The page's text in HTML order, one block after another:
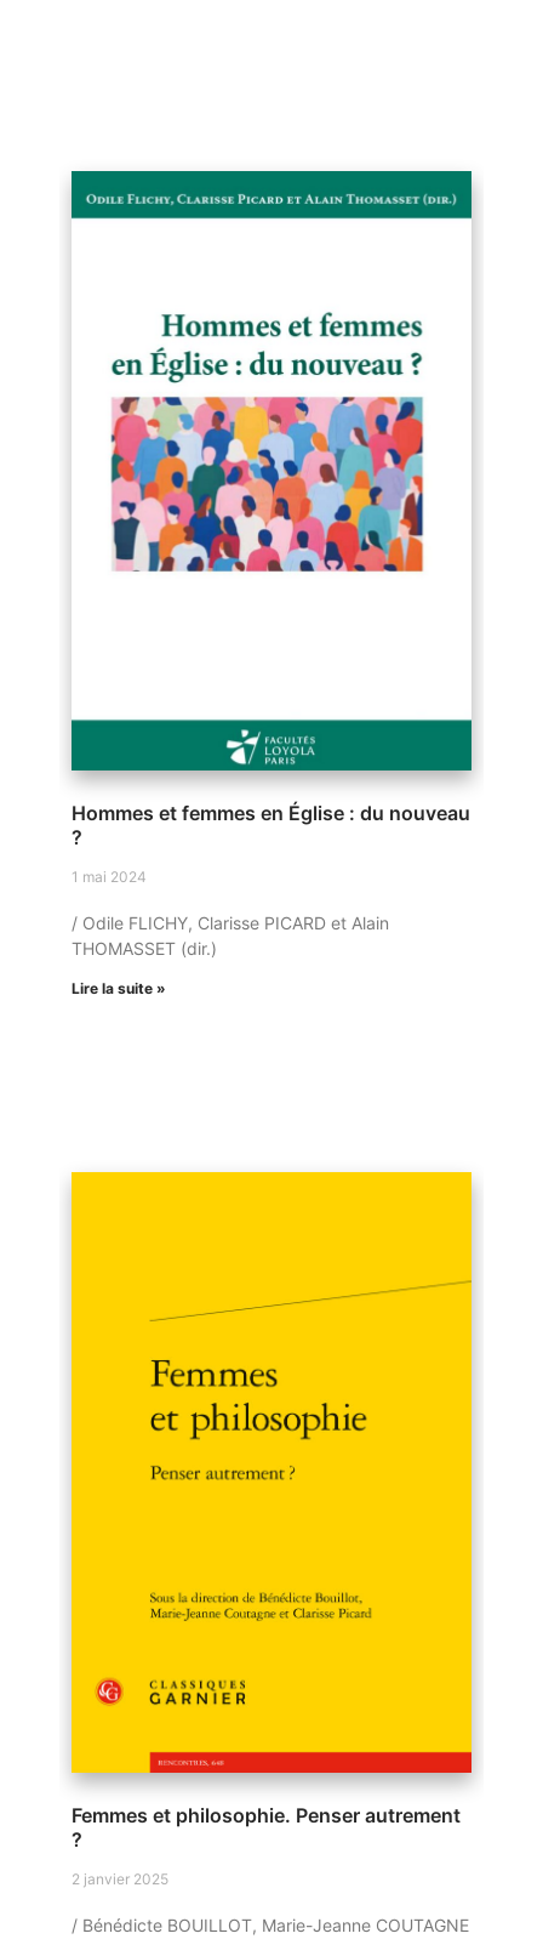
Hommes et femmes en Église : du nouveau
?
1 mai 2024
/ Odile FLICHY, Clarisse PICARD et Alain
THOMASSET (dir.)
Lire la suite »
Femmes et philosophie. Penser autrement
?
2 janvier 2025
/ Bénédicte BOUILLOT, Marie-Jeanne COUTAGNE